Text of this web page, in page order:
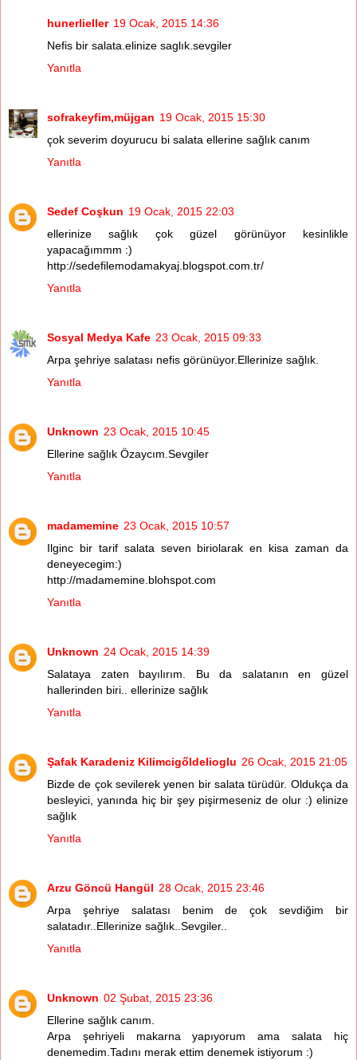
hunerlieller 19 Ocak, 2015 14:36
Nefis bir salata.elinize saglık.sevgiler
Yanıtla
sofrakeyfim,müjgan 19 Ocak, 2015 15:30
çok severim doyurucu bi salata ellerine sağlık canım
Yanıtla
Sedef Coşkun 19 Ocak, 2015 22:03
ellerinize sağlık çok güzel görünüyor kesinlikle
yapacağımmm :)
http://sedefilemodamakyaj.blogspot.com.tr/
Yanıtla
Sosyal Medya Kafe 23 Ocak, 2015 09:33
Arpa şehriye salatası nefis görünüyor.Ellerinize sağlık.
Yanıtla
Unknown 23 Ocak, 2015 10:45
Ellerine sağlık Özaycım.Sevgiler
Yanıtla
madamemine 23 Ocak, 2015 10:57
Ilginc bir tarif salata seven biriolarak en kisa zaman da
deneyecegim:)
http://madamemine.blohspot.com
Yanıtla
Unknown 24 Ocak, 2015 14:39
Salataya zaten bayılırım. Bu da salatanın en güzel
hallerinden biri.. ellerinize sağlık
Yanıtla
Şafak Karadeniz Kilimcigőldelioglu 26 Ocak, 2015 21:05
Bizde de çok sevilerek yenen bir salata türüdür. Oldukça da
besleyici, yanında hiç bir şey pişirmeseniz de olur :) elinize
sağlık
Yanıtla
Arzu Göncü Hangül 28 Ocak, 2015 23:46
Arpa şehriye salatası benim de çok sevdiğim bir
salatadır..Ellerinize sağlık..Sevgiler..
Yanıtla
Unknown 02 Şubat, 2015 23:36
Ellerine sağlık canım.
Arpa şehriyeli makarna yapıyorum ama salata hiç
denemedim.Tadını merak ettim denemek istiyorum :)